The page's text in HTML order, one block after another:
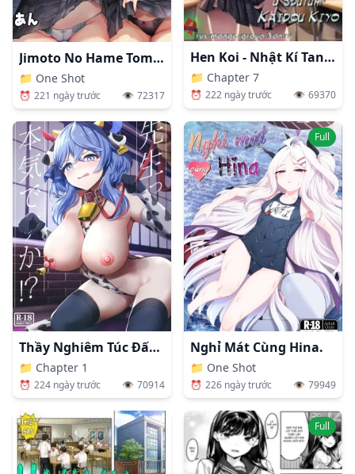
Jimoto No Hame Tomo. "kinjo No Niransei Futago C, U"
📁 One Shot
⏰ 221 ngày trước 👁️ 72317
Hen Koi - Nhật Kí Tan Trường [Hen Koi - The After School Diary, The Secret Love At Dust]
📁 Chapter 7
⏰ 222 ngày trước 👁️ 69370
Thầy Nghiêm Túc Đấy Chứ, Sensei!?
📁 Chapter 1
⏰ 224 ngày trước 👁️ 70914
Full
Nghỉ Mát Cùng Hina.
📁 One Shot
⏰ 226 ngày trước 👁️ 79949
Full